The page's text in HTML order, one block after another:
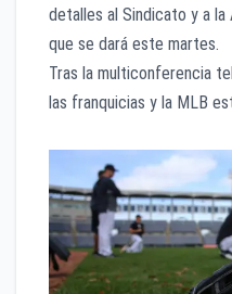
detalles al Sindicato y a
que se dará este martes.
Tras la multiconferencia
las franquicias y la MLB